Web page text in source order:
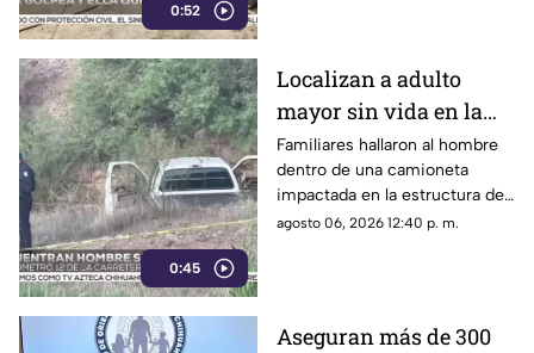
0:52
0:45
Localizan a adulto
mayor sin vida en la
carretera de
Cuahtémoc; habría
sufrido infarto al
volante
Familiares hallaron al hombre
dentro de una camioneta
impactada en la estructura de
un puente a la altura del
agosto 06, 2026 12:40 p. m.
Aseguran más de 300